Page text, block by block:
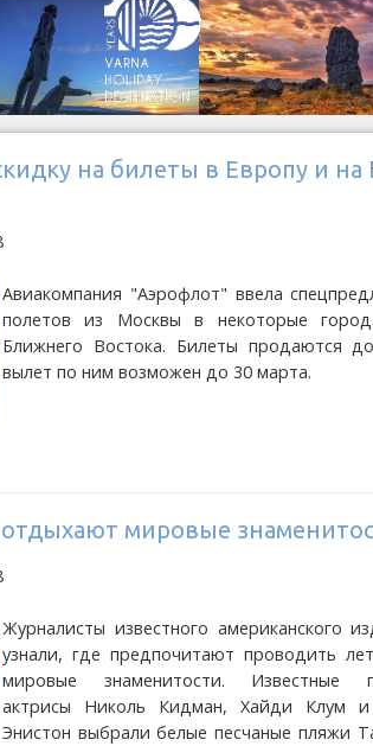
на билеты в Европу и
Авиакомпания "Аэрофлот" ввела
полетов из Москвы в некоторые
Ближнего Востока. Билеты продаются
вылет по ним возможен до 30 марта.
отдыхают мировые
Журналисты известного американского
узнали, где предпочитают проводить
мировые знаменитости. Известные
актрисы Николь Кидман, Хайди Клум
Энистон выбрали белые песчаные пляжи